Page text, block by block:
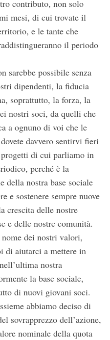
contributo, non solo
mesi, di cui trovate il
e le tante che
il periodo
sarebbe possibile senza
dipendenti, la fiducia
soprattutto, la forza, la
nostri soci, da quelli che
a ognuno di voi che le
davvero sentirvi fieri
di cui parliamo in
perché è la
della nostra base sociale
e sostenere sempre nuove
crescita delle nostre
e delle nostre comunità.
dei nostri valori,
di aiutarci a mettere in
nostra
la base sociale,
di nuovi giovani soci.
abbiamo deciso di
sovrapprezzo dell’azione,
nominale della quota